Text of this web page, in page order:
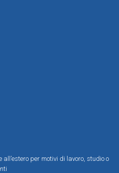
per motivi di lavoro, studio o